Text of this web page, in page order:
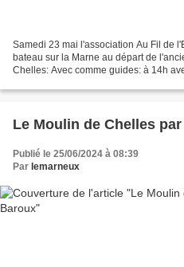
Samedi 23 mai l'association Au Fil de
bateau sur la Marne au départ de
Chelles: Avec comme guides: à 14h
Le Moulin de Chelles
Publié le 25/06/2024 à 08:39
Par lemarneux